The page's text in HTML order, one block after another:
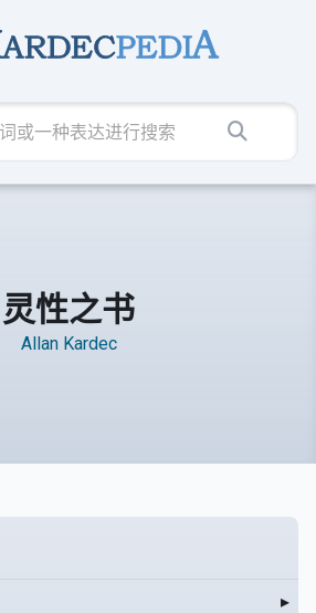
灵性之书
Allan Kardec
▸